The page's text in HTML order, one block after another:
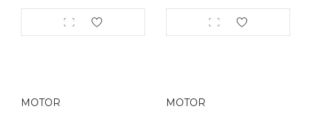
MOTOR
MOTOR